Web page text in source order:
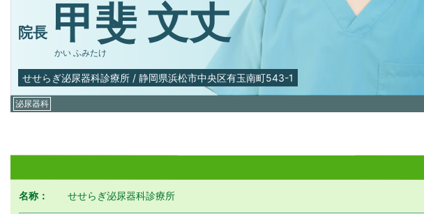
院長 甲斐 文丈
かい ふみたけ
せせらぎ泌尿器科診療所 / 静岡県浜松市中央区有玉南町543-1
泌尿器科
名称： せせらぎ泌尿器科診療所